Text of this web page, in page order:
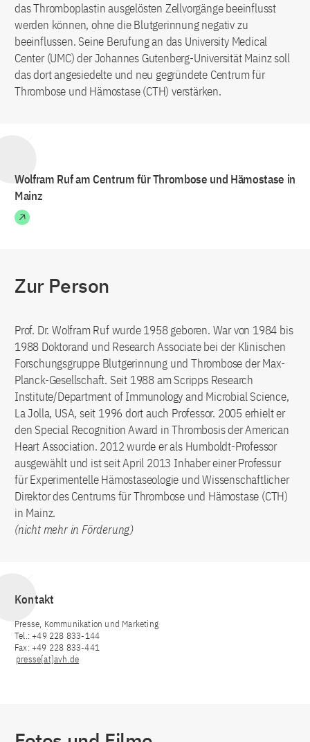
das Thromboplastin ausgelösten Zellvorgänge beeinflusst
werden können, ohne die Blutgerinnung negativ zu
beeinflussen. Seine Berufung an das University Medical
Center (UMC) der Johannes Gutenberg-Universität Mainz soll
das dort angesiedelte und neu gegründete Centrum für
Thrombose und Hämostase (CTH) verstärken.
Wolfram Ruf am Centrum für Thrombose und Hämostase in
Mainz
Zur Person
Prof. Dr. Wolfram Ruf wurde 1958 geboren. War von 1984 bis
1988 Doktorand und Research Associate bei der Klinischen
Forschungsgruppe Blutgerinnung und Thrombose der Max-
Planck-Gesellschaft. Seit 1988 am Scripps Research
Institute/Department of Immunology and Microbial Science,
La Jolla, USA, seit 1996 dort auch Professor. 2005 erhielt er
den Special Recognition Award in Thrombosis der American
Heart Association. 2012 wurde er als Humboldt-Professor
ausgewählt und ist seit April 2013 Inhaber einer Professur
für Experimentelle Hämostaseologie und Wissenschaftlicher
Direktor des Centrums für Thrombose und Hämostase (CTH)
in Mainz.
(nicht mehr in Förderung)
Kontakt
Presse, Kommunikation und Marketing
Tel.: +49 228 833-144
Fax: +49 228 833-441
presse[at]avh.de